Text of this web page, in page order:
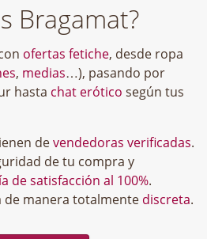
Bragamat?
ofertas fetiche, desde ropa
, medias…), pasando por
hasta chat erótico según tus
devendedoras verificadas.
de tu compra y
de satisfacción al 100%.
de manera totalmente discreta.